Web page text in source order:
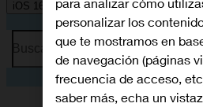
iOS 16.0
Busca por problema o tema
personalizar los
que te mostramos en
de navegación (páginas
frecuencia de acceso,
saber más, echa un